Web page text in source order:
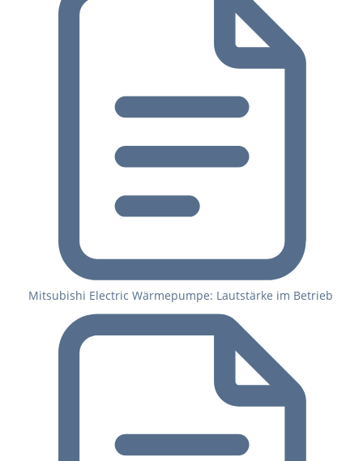
Mitsubishi Electric Wärmepumpe: Lautstärke im Betrieb